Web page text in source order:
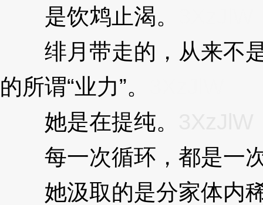
是饮鸩止渴。
绯月带走的，从来不是
的所谓“业力”。
她是在提纯。
每一次循环，都是一
她汲取的是分家体内稀